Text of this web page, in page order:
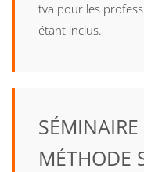
tva pour les
étant inclus.
MÉTHODE